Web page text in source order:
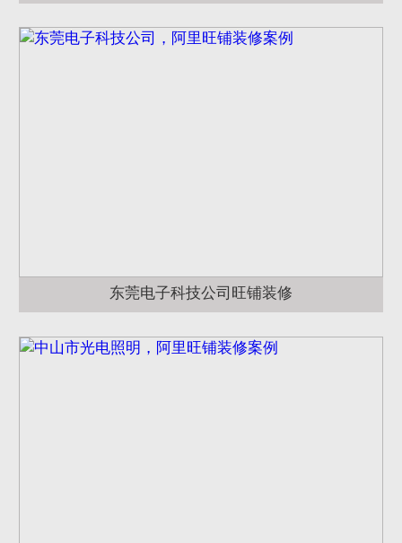
东莞电子科技公司旺铺装修